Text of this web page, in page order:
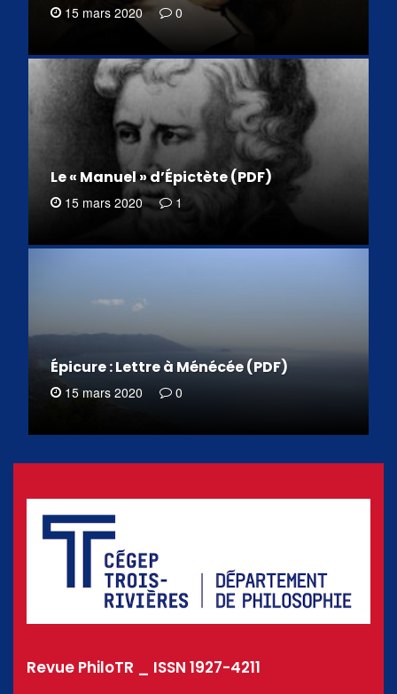
15 mars 2020 0
Le « Manuel » d’Épictète (PDF)
15 mars 2020 1
Épicure : Lettre à Ménécée (PDF)
15 mars 2020 0
Revue PhiloTR _ ISSN 1927-4211